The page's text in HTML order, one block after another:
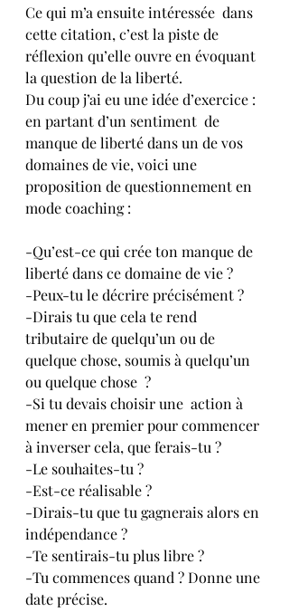
Ce qui m’a ensuite intéressée  dans
cette citation, c’est la piste de
réflexion qu’elle ouvre en évoquant
la question de la liberté.
Du coup j’ai eu une idée d’exercice :
en partant d’un sentiment  de
manque de liberté dans un de vos
domaines de vie, voici une
proposition de questionnement en
mode coaching :
-Qu’est-ce qui crée ton manque de
liberté dans ce domaine de vie ?
-Peux-tu le décrire précisément ?
-Dirais tu que cela te rend
tributaire de quelqu’un ou de
quelque chose, soumis à quelqu’un
ou quelque chose  ?
-Si tu devais choisir une  action à
mener en premier pour commencer
à inverser cela, que ferais-tu ?
-Le souhaites-tu ?
-Est-ce réalisable ?
-Dirais-tu que tu gagnerais alors en
indépendance ?
-Te sentirais-tu plus libre ?
-Tu commences quand ? Donne une
date précise.